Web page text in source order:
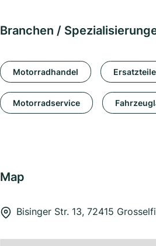
Branchen /
Motorradhandel Ersatzteile
Motorradservice
Map
Bisinger Str. 13, 72415